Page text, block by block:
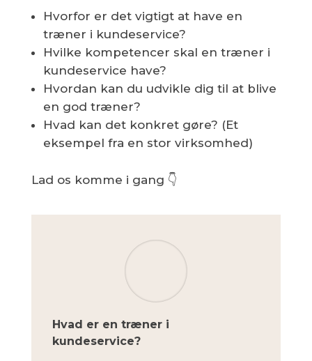
Hvorfor er det vigtigt at have en
træner i kundeservice?
Hvilke kompetencer skal en træner i
kundeservice have?
Hvordan kan du udvikle dig til at blive
en god træner?
Hvad kan det konkret gøre? (Et
eksempel fra en stor virksomhed)
Lad os komme i gang 👇
Hvad er en træner i
kundeservice?